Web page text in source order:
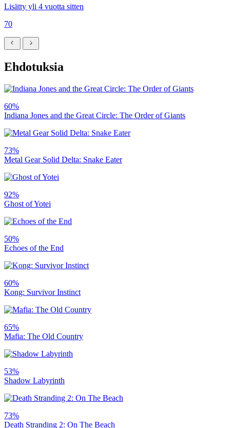
Lisätty yli 4 vuotta sitten
70
Ehdotuksia
60%
Indiana Jones and the Great Circle: The Order of Giants
73%
Metal Gear Solid Delta: Snake Eater
92%
Ghost of Yotei
50%
Echoes of the End
60%
Kong: Survivor Instinct
65%
Mafia: The Old Country
53%
Shadow Labyrinth
73%
Death Stranding 2: On The Beach